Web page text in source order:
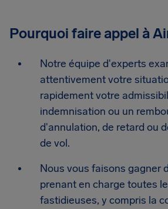
Pourquoi faire appel à
Notre équipe d'experts
attentivement votre
rapidement votre
indemnisation ou un
d'annulation, de retard ou
de vol.
Nous vous faisons gagner
prenant en charge toutes
fastidieuses, y compris la